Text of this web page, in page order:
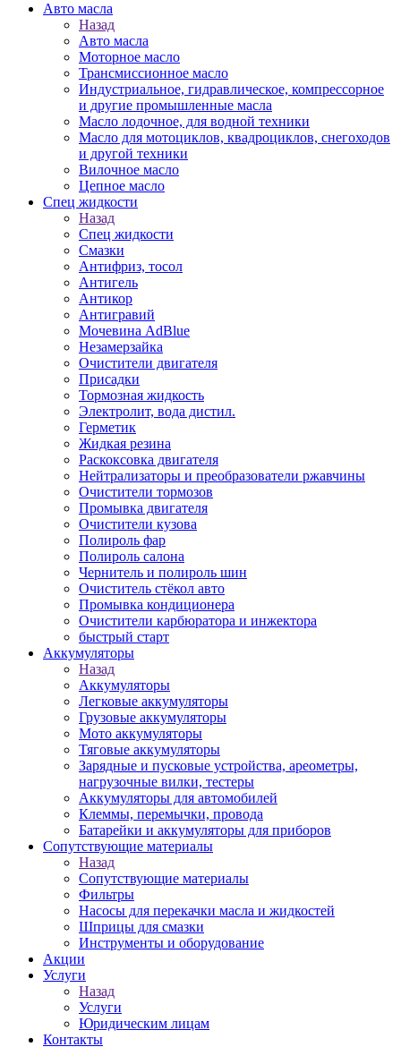
Авто масла
Назад
Авто масла
Моторное масло
Трансмиссионное масло
Индустриальное, гидравлическое, компрессорное
и другие промышленные масла
Масло лодочное, для водной техники
Масло для мотоциклов, квадроциклов, снегоходов
и другой техники
Вилочное масло
Цепное масло
Спец жидкости
Назад
Спец жидкости
Смазки
Антифриз, тосол
Антигель
Антикор
Антигравий
Мочевина AdBlue
Незамерзайка
Очистители двигателя
Присадки
Тормозная жидкость
Электролит, вода дистил.
Герметик
Жидкая резина
Раскоксовка двигателя
Нейтрализаторы и преобразователи ржавчины
Очистители тормозов
Промывка двигателя
Очистители кузова
Полироль фар
Полироль салона
Чернитель и полироль шин
Очиститель стёкол авто
Промывка кондиционера
Очистители карбюратора и инжектора
быстрый старт
Аккумуляторы
Назад
Аккумуляторы
Легковые аккумуляторы
Грузовые аккумуляторы
Мото аккумуляторы
Тяговые аккумуляторы
Зарядные и пусковые устройства, ареометры,
нагрузочные вилки, тестеры
Аккумуляторы для автомобилей
Клеммы, перемычки, провода
Батарейки и аккумуляторы для приборов
Сопутствующие материалы
Назад
Сопутствующие материалы
Фильтры
Насосы для перекачки масла и жидкостей
Шприцы для смазки
Инструменты и оборудование
Акции
Услуги
Назад
Услуги
Юридическим лицам
Контакты